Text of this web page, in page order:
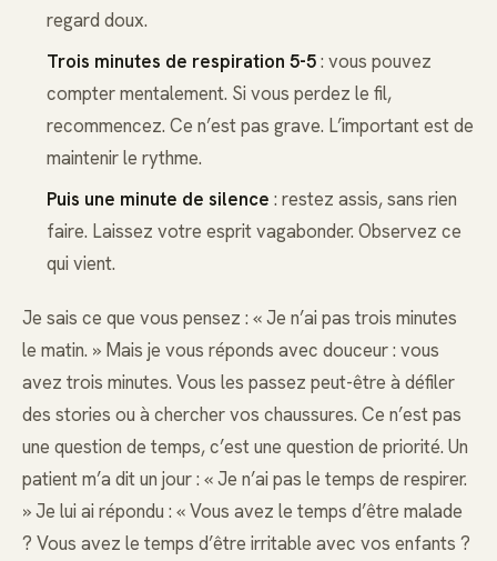
regard doux.
Trois minutes de respiration 5-5: vous pouvez
compter mentalement. Si vous perdez le fil,
recommencez. Ce n’est pas grave. L’important est de
maintenir le rythme.
Puis une minute de silence : restez assis, sans rien
faire. Laissez votre esprit vagabonder. Observez ce
qui vient.
Je sais ce que vous pensez : « Je n’ai pas trois minutes
le matin. » Mais je vous réponds avec douceur : vous
avez trois minutes. Vous les passez peut-être à défiler
des stories ou à chercher vos chaussures. Ce n’est pas
une question de temps, c’est une question de priorité. Un
patient m’a dit un jour : « Je n’ai pas le temps de respirer.
» Je lui ai répondu : « Vous avez le temps d’être malade
? Vous avez le temps d’être irritable avec vos enfants ?